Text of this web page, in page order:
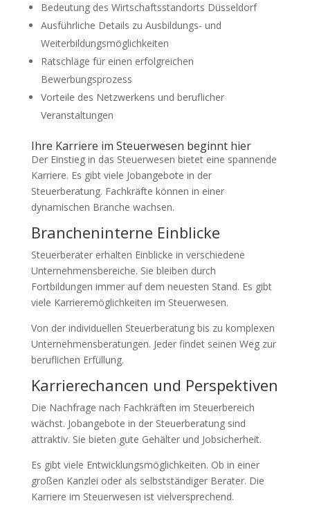
Bedeutung des Wirtschaftsstandorts Düsseldorf
Ausführliche Details zu Ausbildungs- und
Weiterbildungsmöglichkeiten
Ratschläge für einen erfolgreichen
Bewerbungsprozess
Vorteile des Netzwerkens und beruflicher
Veranstaltungen
Ihre Karriere im Steuerwesen beginnt hier
Der Einstieg in das Steuerwesen bietet eine spannende
Karriere. Es gibt viele Jobangebote in der
Steuerberatung. Fachkräfte können in einer
dynamischen Branche wachsen.
Brancheninterne Einblicke
Steuerberater erhalten Einblicke in verschiedene
Unternehmensbereiche. Sie bleiben durch
Fortbildungen immer auf dem neuesten Stand. Es gibt
viele Karrieremöglichkeiten im Steuerwesen.
Von der individuellen Steuerberatung bis zu komplexen
Unternehmensberatungen. Jeder findet seinen Weg zur
beruflichen Erfüllung.
Karrierechancen und Perspektiven
Die Nachfrage nach Fachkräften im Steuerbereich
wächst. Jobangebote in der Steuerberatung sind
attraktiv. Sie bieten gute Gehälter und Jobsicherheit.
Es gibt viele Entwicklungsmöglichkeiten. Ob in einer
großen Kanzlei oder als selbstständiger Berater. Die
Karriere im Steuerwesen ist vielversprechend.